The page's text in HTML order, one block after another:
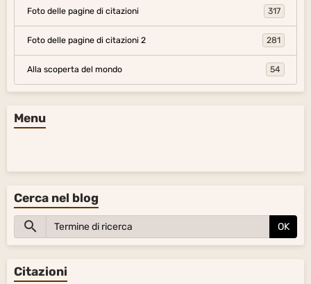
Foto delle pagine di citazioni 317
Foto delle pagine di citazioni 2 281
Alla scoperta del mondo 54
Menu
Cerca nel blog
OK
Citazioni